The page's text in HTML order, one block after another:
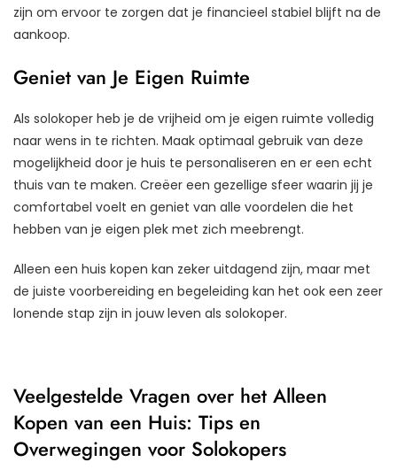
zijn om ervoor te zorgen dat je financieel stabiel blijft na de
aankoop.
Geniet van Je Eigen Ruimte
Als solokoper heb je de vrijheid om je eigen ruimte volledig
naar wens in te richten. Maak optimaal gebruik van deze
mogelijkheid door je huis te personaliseren en er een echt
thuis van te maken. Creëer een gezellige sfeer waarin jij je
comfortabel voelt en geniet van alle voordelen die het
hebben van je eigen plek met zich meebrengt.
Alleen een huis kopen kan zeker uitdagend zijn, maar met
de juiste voorbereiding en begeleiding kan het ook een zeer
lonende stap zijn in jouw leven als solokoper.
Veelgestelde Vragen over het Alleen
Kopen van een Huis: Tips en
Overwegingen voor Solokopers